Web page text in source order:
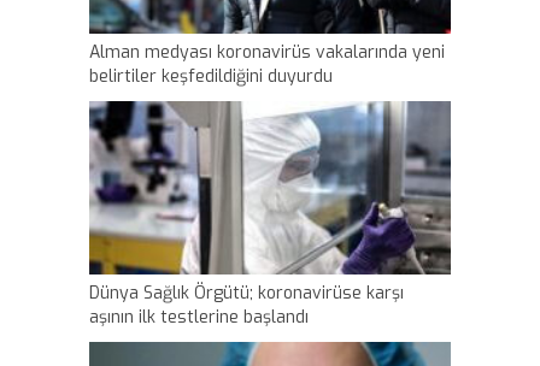
Alman medyası koronavirüs vakalarında yeni
belirtiler keşfedildiğini duyurdu
Dünya Sağlık Örgütü; koronavirüse karşı
aşının ilk testlerine başlandı